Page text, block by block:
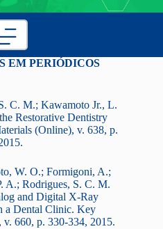
EM PERIÓDICOS
C. M.; Kawamoto Jr., L.
Restorative Dentistry
(Online), v. 638, p.
W. O.; Formigoni, A.;
A.; Rodrigues, S. C. M.
and Digital X-Ray
a Dental Clinic. Key
660, p. 330-334, 2015.